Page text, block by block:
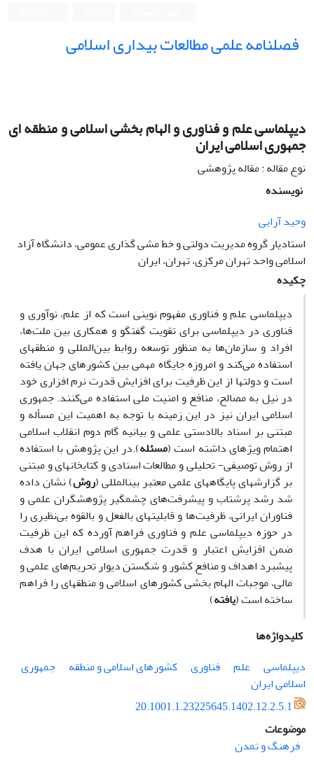
فصلنامه علمی مطالعات بیداری اسلامی
دیپلماسی علم و فناوری و الهام بخشی اسلامی و منطقه ای
جمهوری اسلامی ایران
نوع مقاله : مقاله پژوهشی
نویسنده
وحید آرایی
استادیار گروه مدیریت دولتی و خط مشی گذاری عمومی، دانشگاه آزاد
اسلامی واحد تهران مرکزی، تهران، ایران
چکیده
دیپلماسی علم و فناوری مفهوم نوینی است که از علم، نوآوری و
فناوری در دیپلماسی برای تقویت گفتگو و همکاری بین ملت‌ها،
افراد و سازمان‌ها به منظور توسعه روابط بین‌المللی و منطقه­ای
استفاده می‌کند و امروزه جایگاه مهمی بین کشورهای جهان یافته
است و دولت­ها از این ظرفیت برای افزایش قدرت نرم افزاری خود
در نیل به مصالح، منافع و امنیت ملی استفاده می‌کنند. جمهوری
اسلامی ایران نیز در این زمینه با توجه به اهمیت این مسأله و
مبتنی بر اسناد بالادستی علمی و بیانیه گام دوم انقلاب اسلامی
اهتمام ویژه­ای داشته است (مسئله).در این پژوهش با استفاده
از روش توصیفی- تحلیلی و مطالعات اسنادی و کتابخانه­ای و مبتنی
بر گزارش­های پایگاه­های علمی معتبر بین­المللی (روش) نشان داده
شد رشد پرشتاب و پیشرفت‌های چشمگیر پژوهشگران علمی و
فناوران ایرانی، ظرفیت‌ها و قابلیت­های بالفعل و بالقوه بی‌نظیری را
در حوزه دیپلماسی علم و فناوری فراهم آورده که این ظرفیت
ضمن افزایش اعتبار و قدرت جمهوری اسلامی ایران با هدف
پیشبرد اهداف و منافع کشور و شکستن دیوار تحریم‌های علمی و
مالی، موجبات الهام بخشی کشورهای اسلامی و منطقه­ای را فراهم
ساخته است (یافته)
کلیدواژه‌ها
دیپلماسی
علم فناوری کشورهای اسلامی و منطقه
جمهوری
اسلامی ایران
20.1001.1.23225645.1402.12.2.5.1
موضوعات
فرهنگ و تمدن